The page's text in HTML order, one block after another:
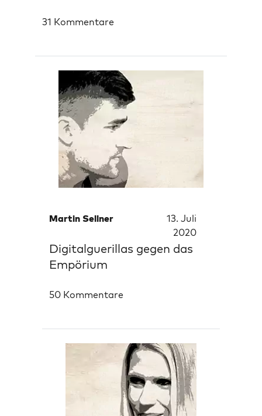
31 Kommentare
Martin Sellner
13. Juli
2020
Digitalguerillas gegen das
Empörium
50 Kommentare